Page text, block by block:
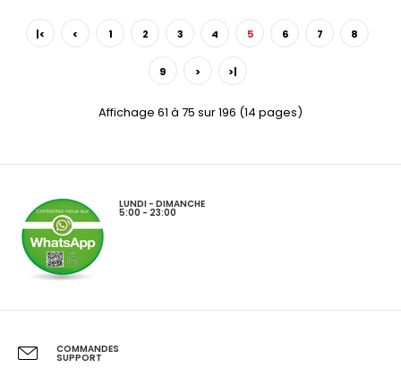
|< < 1 2 3 4 5 6 7 8
9 > >|
Affichage 61 à 75 sur 196 (14 pages)
LUNDI - DIMANCHE
5:00 - 23:00
COMMANDES
SUPPORT